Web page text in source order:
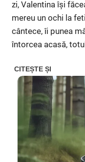
zi, Valentina își
mereu un ochi la
cântece, îi punea
întorcea acasă,